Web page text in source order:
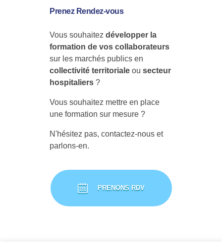
Prenez Rendez-vous
Vous souhaitez développer la
formation de vos collaborateurs
sur les marchés publics en
collectivité territoriale ou secteur
hospitaliers ?
Vous souhaitez mettre en place
une formation sur mesure ?
N'hésitez pas, contactez-nous et
parlons-en.
PRENONS RDV